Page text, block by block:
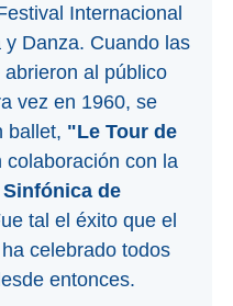
Internacional
y Danza. Cuando las
al público
vez en 1960, se
ballet, "Le Tour de
colaboración con la
de
tal el éxito que el
celebrado todos
entonces.